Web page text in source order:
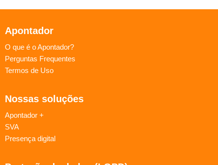
Apontador
O que é o Apontador?
Perguntas Frequentes
Termos de Uso
Nossas soluções
Apontador +
SVA
Presença digital